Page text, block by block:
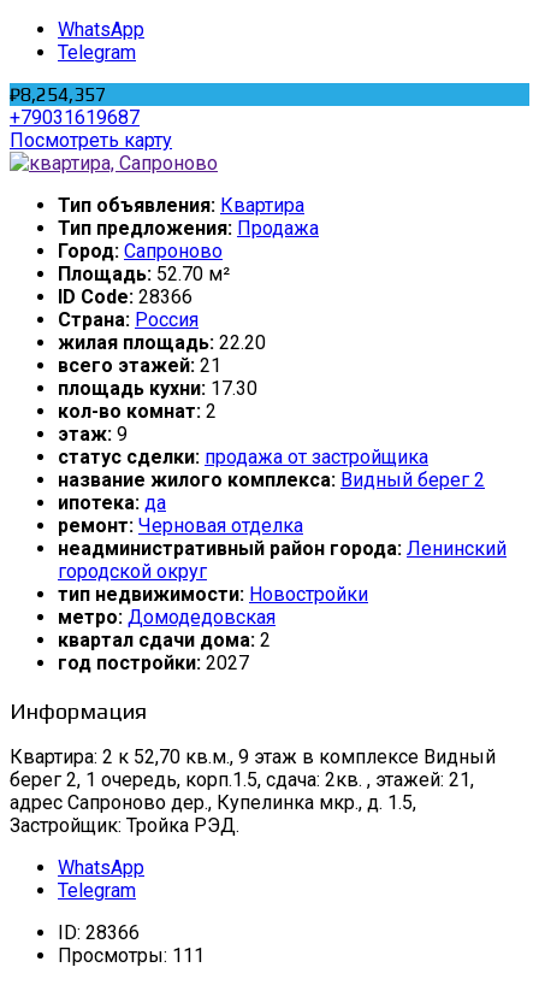
WhatsApp
Telegram
₽8,254,357
+79031619687
Посмотреть карту
Тип объявления: Квартира
Тип предложения: Продажа
Город: Сапроново
Площадь: 52.70 м²
ID Code: 28366
Страна: Россия
жилая площадь: 22.20
всего этажей: 21
площадь кухни: 17.30
кол-во комнат: 2
этаж: 9
статус сделки: продажа от застройщика
название жилого комплекса: Видный берег 2
ипотека: да
ремонт: Черновая отделка
неадминистративный район города: Ленинский
городской округ
тип недвижимости: Новостройки
метро: Домодедовская
квартал сдачи дома: 2
год постройки: 2027
Информация
Квартира: 2 к 52,70 кв.м., 9 этаж в комплексе Видный
берег 2, 1 очередь, корп.1.5, сдача: 2кв. , этажей: 21,
адрес Сапроново дер., Купелинка мкр., д. 1.5,
Застройщик: Тройка РЭД.
WhatsApp
Telegram
ID: 28366
Просмотры: 111